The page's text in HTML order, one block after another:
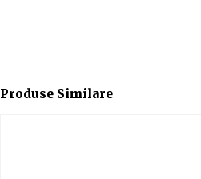
Produse Similare